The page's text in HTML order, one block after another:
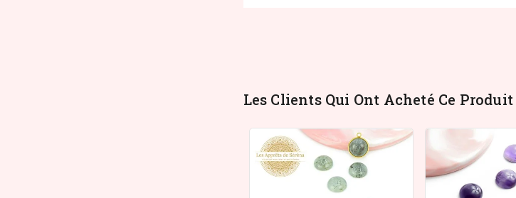
Les Clients Qui Ont Acheté Ce